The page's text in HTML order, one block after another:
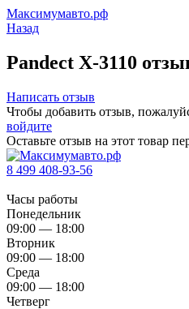
Максимумавто.рф
Назад
Pandect X-3110
Написать отзыв
Чтобы добавить отзыв,
войдите
Оставьте отзыв на этот товар
8 499 408-93-56
Часы работы
Понедельник
09:00 — 18:00
Вторник
09:00 — 18:00
Среда
09:00 — 18:00
Четверг